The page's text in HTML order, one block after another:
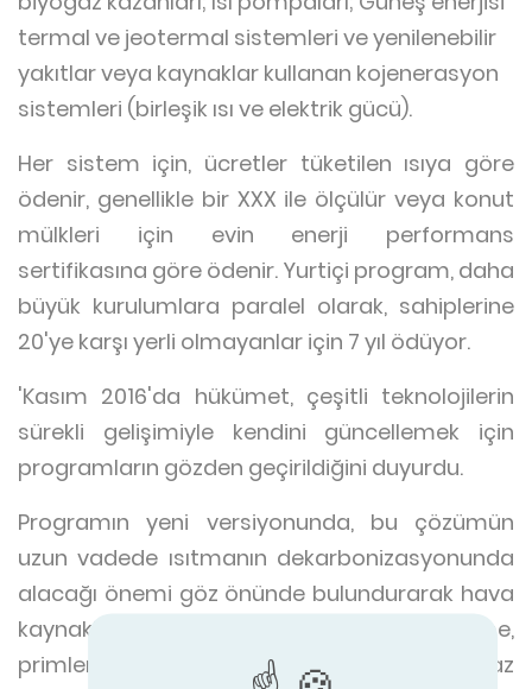
termal ve jeotermal sistemleri ve yenilenebilir
yakıtlar veya kaynaklar kullanan kojenerasyon
sistemleri (birleşik ısı ve elektrik gücü).
Her sistem için, ücretler tüketilen ısıya göre
ödenir, genellikle bir XXX ile ölçülür veya konut
mülkleri için evin enerji performans
sertifikasına göre ödenir. Yurtiçi program, daha
büyük kurulumlara paralel olarak, sahiplerine
20'ye karşı yerli olmayanlar için 7 yıl ödüyor.
'Kasım 2016'da hükümet, çeşitli teknolojilerin
sürekli gelişimiyle kendini güncellemek için
programların gözden geçirildiğini duyurdu.
Programın yeni versiyonunda, bu çözümün
uzun vadede ısıtmanın dekarbonizasyonunda
alacağı önemi göz önünde bulundurarak hava
kaynaklı ısı pompaları için% 25 ek ödeme,
primlerde artış görüldü. özellikle evlerin gaz